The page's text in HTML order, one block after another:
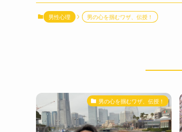
男性心理 男の心を掴むワザ、伝授！
男の心を掴むワザ、伝授！